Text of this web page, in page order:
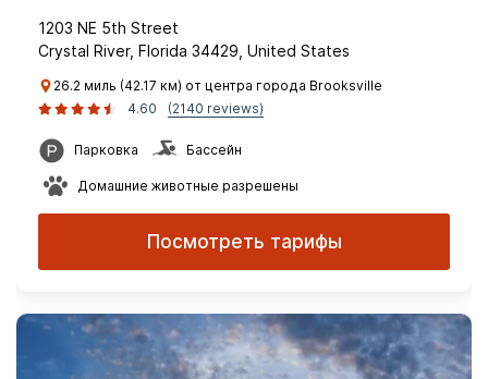
1203 NE 5th Street
Crystal River, Florida 34429, United States
26.2 миль (42.17 км) от центра города Brooksville
4.60
(2140 reviews)
Парковка Бассейн
Домашние животные разрешены
Посмотреть тарифы